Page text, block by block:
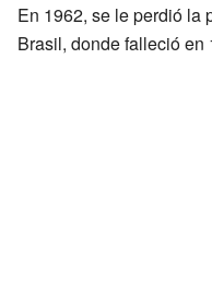
En 1962, se le perdió la
Brasil, donde falleció en